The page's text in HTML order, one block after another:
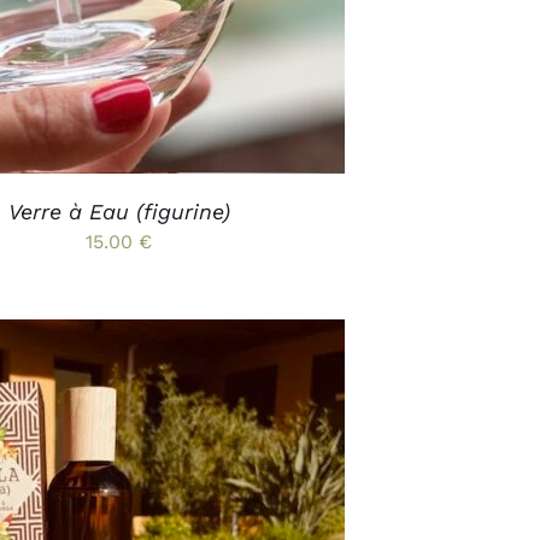
OPTIONS
PEUVENT
ÊTRE
CHOISIES
SUR
LA
PAGE
DU
Verre à Eau (figurine)
15.00 €